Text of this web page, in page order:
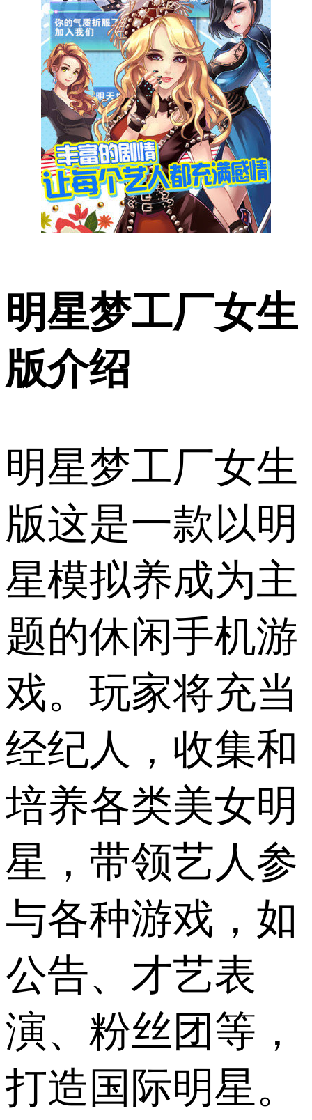
明星梦工厂女生
版介绍
明星梦工厂女生
版这是一款以明
星模拟养成为主
题的休闲手机游
戏。玩家将充当
经纪人，收集和
培养各类美女明
星，带领艺人参
与各种游戏，如
公告、才艺表
演、粉丝团等，
打造国际明星。